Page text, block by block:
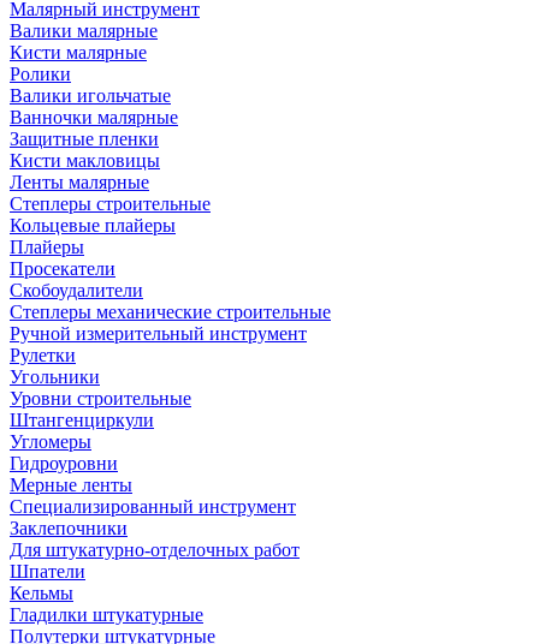
Малярный инструмент
Валики малярные
Кисти малярные
Ролики
Валики игольчатые
Ванночки малярные
Защитные пленки
Кисти макловицы
Ленты малярные
Степлеры строительные
Кольцевые плайеры
Плайеры
Просекатели
Скобоудалители
Степлеры механические строительные
Ручной измерительный инструмент
Рулетки
Угольники
Уровни строительные
Штангенциркули
Угломеры
Гидроуровни
Мерные ленты
Специализированный инструмент
Заклепочники
Для штукатурно-отделочных работ
Шпатели
Кельмы
Гладилки штукатурные
Полутерки штукатурные